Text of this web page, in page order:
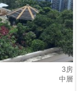
3房
中層